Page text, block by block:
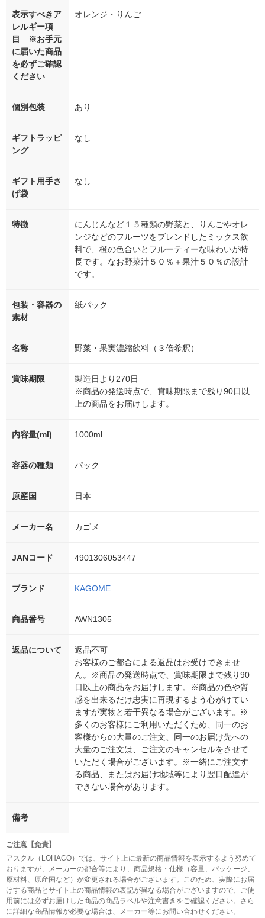
表示すべきア
レルギー項
目 ※お手元
に届いた商品
を必ずご確認
ください
オレンジ・りんご
個別包装 あり
ギフトラッピ
ング
なし
ギフト用手さ
げ袋
なし
特徴
にんじんなど１５種類の野菜と、りんごやオレ
ンジなどのフルーツをブレンドしたミックス飲
料で、橙の色合いとフルーティーな味わいが特
長です。なお野菜汁５０％＋果汁５０％の設計
です。
包装・容器の
素材
紙パック
名称 野菜・果実濃縮飲料（３倍希釈）
賞味期限
製造日より270日
※商品の発送時点で、賞味期限まで残り90日以
上の商品をお届けします。
内容量(ml) 1000ml
容器の種類 パック
原産国 日本
メーカー名 カゴメ
JANコード 4901306053447
ブランド KAGOME
商品番号 AWN1305
返品について
返品不可
お客様のご都合による返品はお受けできませ
ん。※商品の発送時点で、賞味期限まで残り90
日以上の商品をお届けします。※商品の色や質
感を出来るだけ忠実に再現するよう心がけてい
ますが実物と若干異なる場合がございます。※
多くのお客様にご利用いただくため、同一のお
客様からの大量のご注文、同一のお届け先への
大量のご注文は、ご注文のキャンセルをさせて
いただく場合がございます。※一緒にご注文す
る商品、またはお届け地域等により翌日配達が
できない場合があります。
備考
ご注意【免責】
アスクル（LOHACO）では、サイト上に最新の商品情報を表示するよう努めて
おりますが、メーカーの都合等により、商品規格・仕様（容量、パッケージ、
原材料、原産国など）が変更される場合がございます。このため、実際にお届
けする商品とサイト上の商品情報の表記が異なる場合がございますので、ご使
用前には必ずお届けした商品の商品ラベルや注意書きをご確認ください。さら
に詳細な商品情報が必要な場合は、メーカー等にお問い合わせください。